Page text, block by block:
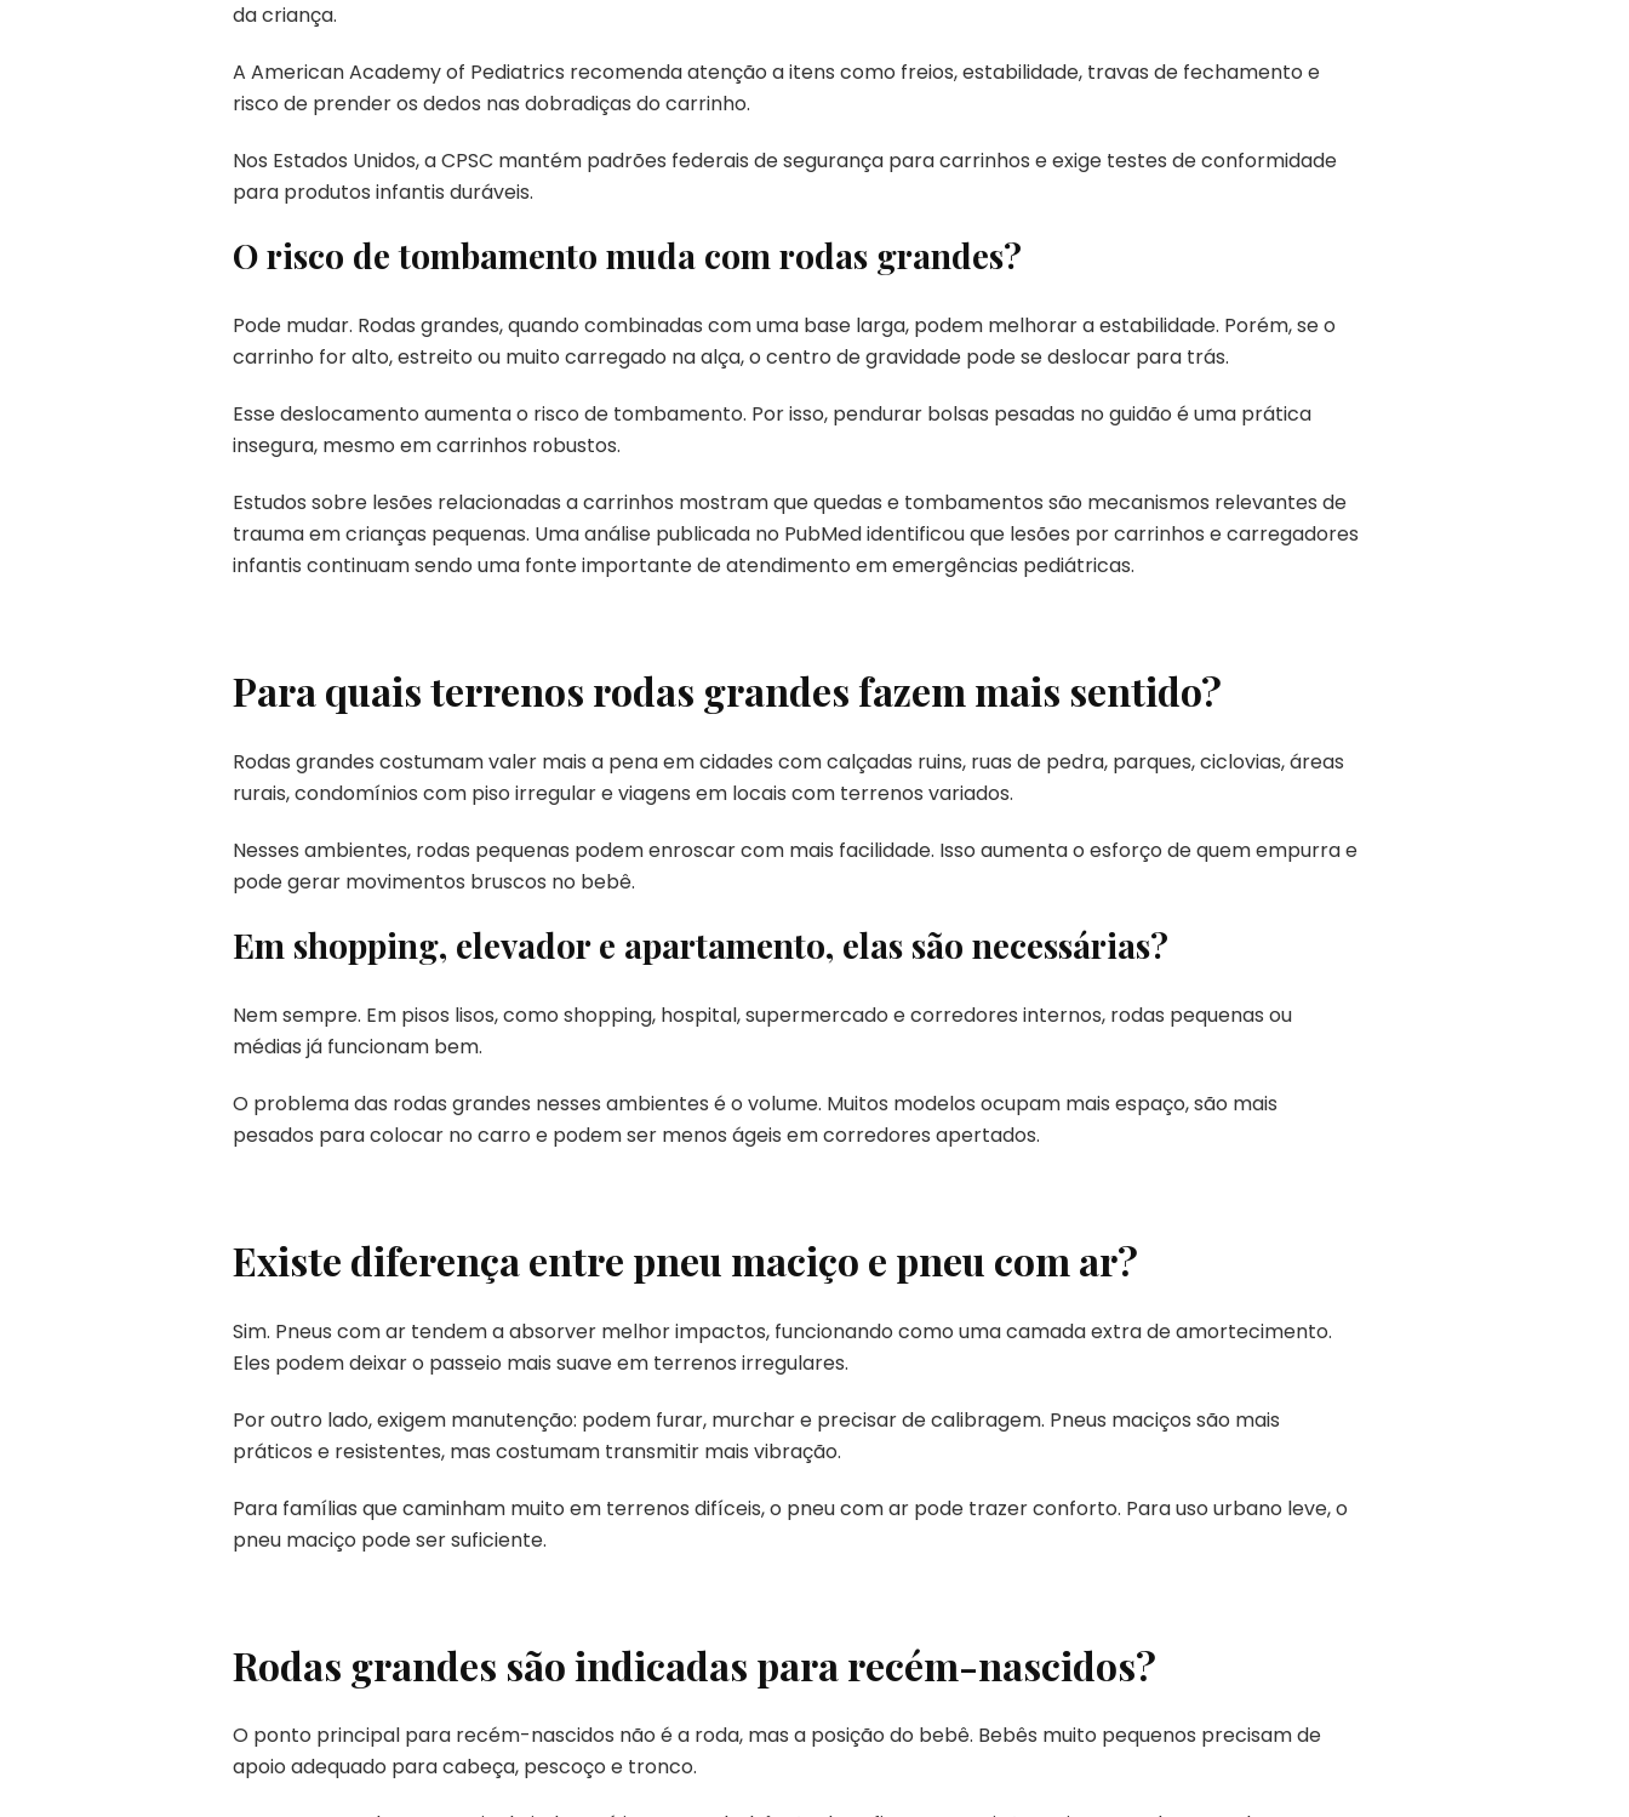
da criança.
A American Academy of Pediatrics recomenda atenção a itens como freios, estabilidade, travas de fechamento e
risco de prender os dedos nas dobradiças do carrinho.
Nos Estados Unidos, a CPSC mantém padrões federais de segurança para carrinhos e exige testes de conformidade
para produtos infantis duráveis.
O risco de tombamento muda com rodas grandes?
Pode mudar. Rodas grandes, quando combinadas com uma base larga, podem melhorar a estabilidade. Porém, se o
carrinho for alto, estreito ou muito carregado na alça, o centro de gravidade pode se deslocar para trás.
Esse deslocamento aumenta o risco de tombamento. Por isso, pendurar bolsas pesadas no guidão é uma prática
insegura, mesmo em carrinhos robustos.
Estudos sobre lesões relacionadas a carrinhos mostram que quedas e tombamentos são mecanismos relevantes de
trauma em crianças pequenas. Uma análise publicada no PubMed identificou que lesões por carrinhos e carregadores
infantis continuam sendo uma fonte importante de atendimento em emergências pediátricas.
Para quais terrenos rodas grandes fazem mais sentido?
Rodas grandes costumam valer mais a pena em cidades com calçadas ruins, ruas de pedra, parques, ciclovias, áreas
rurais, condomínios com piso irregular e viagens em locais com terrenos variados.
Nesses ambientes, rodas pequenas podem enroscar com mais facilidade. Isso aumenta o esforço de quem empurra e
pode gerar movimentos bruscos no bebê.
Em shopping, elevador e apartamento, elas são necessárias?
Nem sempre. Em pisos lisos, como shopping, hospital, supermercado e corredores internos, rodas pequenas ou
médias já funcionam bem.
O problema das rodas grandes nesses ambientes é o volume. Muitos modelos ocupam mais espaço, são mais
pesados para colocar no carro e podem ser menos ágeis em corredores apertados.
Existe diferença entre pneu maciço e pneu com ar?
Sim. Pneus com ar tendem a absorver melhor impactos, funcionando como uma camada extra de amortecimento.
Eles podem deixar o passeio mais suave em terrenos irregulares.
Por outro lado, exigem manutenção: podem furar, murchar e precisar de calibragem. Pneus maciços são mais
práticos e resistentes, mas costumam transmitir mais vibração.
Para famílias que caminham muito em terrenos difíceis, o pneu com ar pode trazer conforto. Para uso urbano leve, o
pneu maciço pode ser suficiente.
Rodas grandes são indicadas para recém-nascidos?
O ponto principal para recém-nascidos não é a roda, mas a posição do bebê. Bebês muito pequenos precisam de
apoio adequado para cabeça, pescoço e tronco.